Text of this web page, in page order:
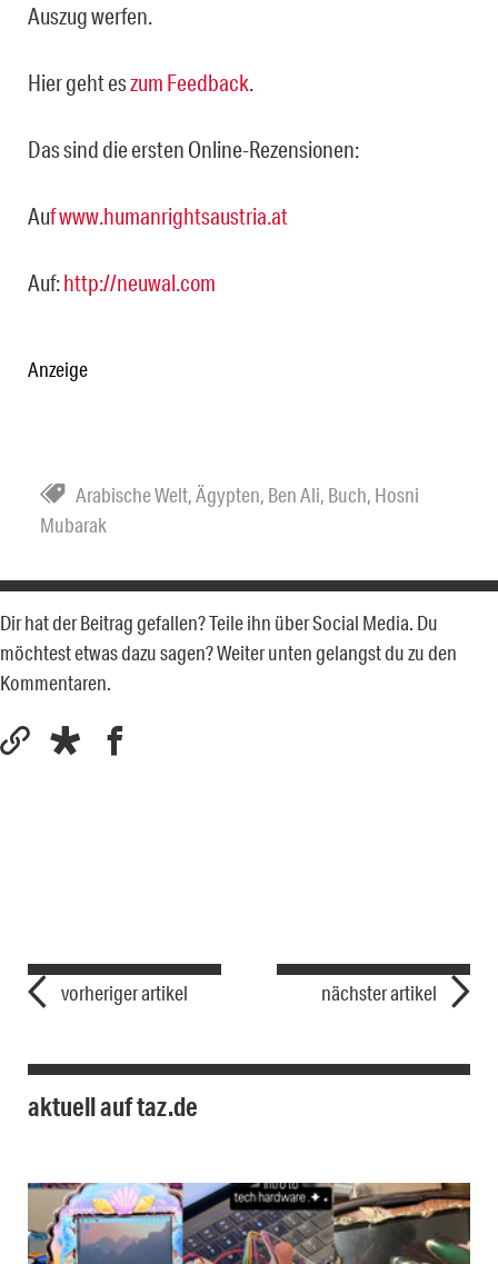
Auszug werfen.
Hier geht eszum Feedback.
Das sind die ersten Online-Rezensionen:
Auf www.humanrightsaustria.at
Auf:http://neuwal.com
Anzeige
Arabische Welt,Ägypten, Ben Ali, Buch, Hosni
Mubarak
Dir hat der Beitrag gefallen? Teile ihn über Social Media. Du
möchtest etwas dazu sagen? Weiter unten gelangst du zu den
Kommentaren.
vorheriger artikel nächster artikel
aktuell auf taz.de